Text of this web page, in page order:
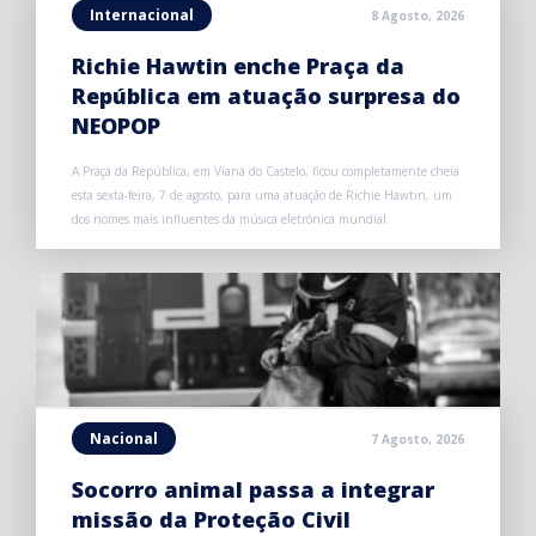
Internacional 8 Agosto, 2026
Richie Hawtin enche Praça da
República em atuação surpresa do
NEOPOP
A Praça da República, em Viana do Castelo, ficou completamente cheia
esta sexta-feira, 7 de agosto, para uma atuação de Richie Hawtin, um
dos nomes mais influentes da música eletrónica mundial.
Nacional 7 Agosto, 2026
Socorro animal passa a integrar
missão da Proteção Civil